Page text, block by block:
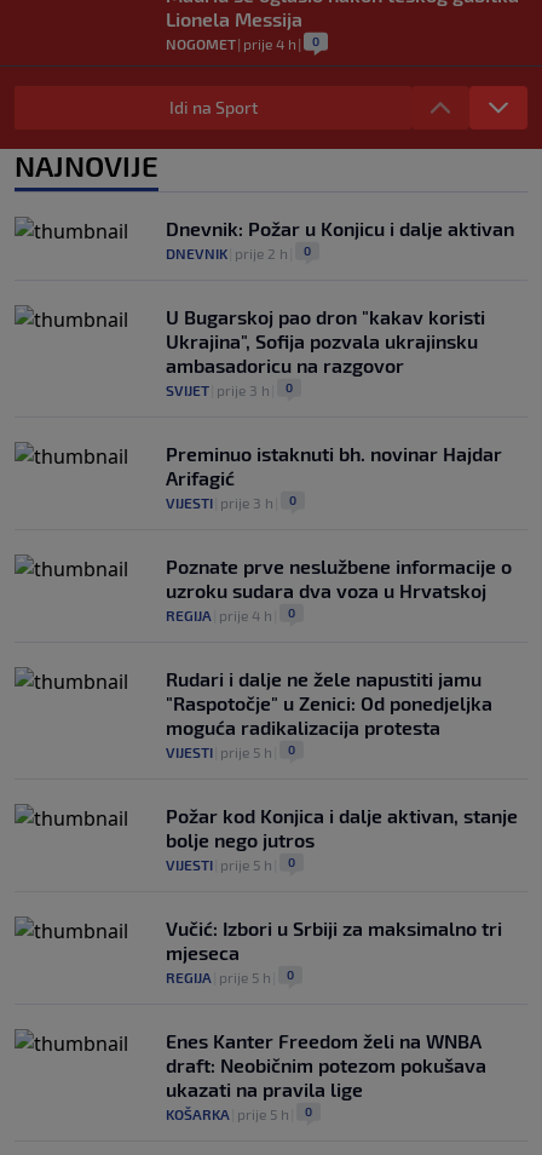
Lionela Messija
NOGOMET| prije 4 h | 0
WNBA igračice odgovorile Kanteru
nakon provokacije: "Nećemo biti politički
0
FIFA-e je vaš novac", danas se suočava s
najvećom krizom
| prije 5 h
Idi na Sport
NAJNOVIJE
Dnevnik: Požar u Konjicu i dalje aktivan
DNEVNIK prije 2 h 0
U Bugarskoj pao dron "kakav koristi
Ukrajina", Sofija pozvala ukrajinsku
ambasadoricu na razgovor
SVIJET prije 3 h 0
Preminuo istaknuti bh. novinar Hajdar
Arifagić
VIJESTI prije 3 h 0
Poznate prve neslužbene informacije o
uzroku sudara dva voza u Hrvatskoj
REGIJA prije 4 h 0
Rudari i dalje ne žele napustiti jamu
"Raspotočje" u Zenici: Od ponedjeljka
moguća radikalizacija protesta
VIJESTI prije 5 h 0
Požar kod Konjica i dalje aktivan, stanje
bolje nego jutros
VIJESTI prije 5 h 0
Vučić: Izbori u Srbiji za maksimalno tri
mjeseca
REGIJA prije 5 h 0
Enes Kanter Freedom želi na WNBA
draft: Neobičnim potezom pokušava
ukazati na pravila lige
KOŠARKA prije 5 h 0